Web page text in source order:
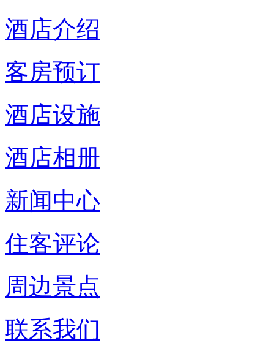
酒店介绍
客房预订
酒店设施
酒店相册
新闻中心
住客评论
周边景点
联系我们